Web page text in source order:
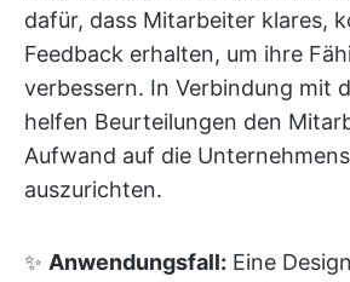
dafür, dass Mitarbeiter klares,
Feedback erhalten, um ihre
verbessern. In Verbindung mit
helfen Beurteilungen den
Aufwand auf die
auszurichten.
✨ Anwendungsfall: Eine